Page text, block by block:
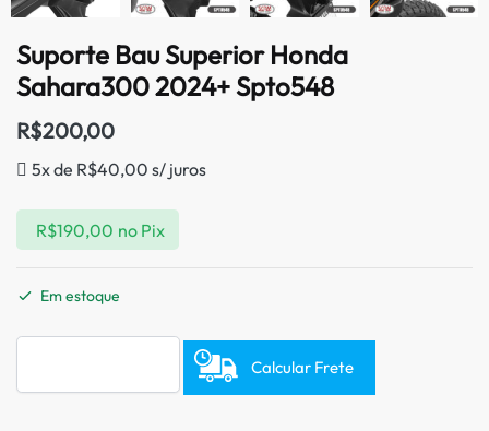
Suporte Bau Superior Honda
Sahara300 2024+ Spto548
R$200,00
5x de R$40,00 s/ juros
R$190,00 no Pix
Em estoque
Calcular Frete